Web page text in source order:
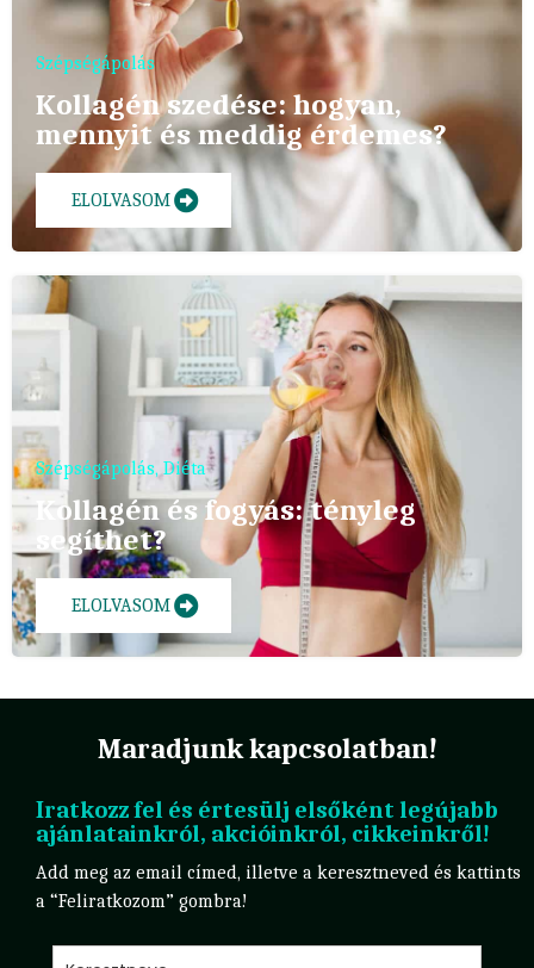
Szépségápolás
Kollagén szedése: hogyan,
mennyit és meddig érdemes?
ELOLVASOM
Szépségápolás, Diéta
Kollagén és fogyás: tényleg
segíthet?
ELOLVASOM
Maradjunk kapcsolatban!
Iratkozz fel és értesülj elsőként legújabb
ajánlatainkról, akcióinkról, cikkeinkről!
Add meg az email címed, illetve a keresztneved és kattints
a “Feliratkozom” gombra!